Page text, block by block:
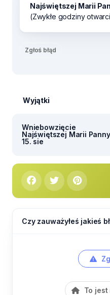
Najświętszej Marii
(Zwykłe godziny
Zgłoś błąd
Wyjątki
Wniebowzięcie
Najświętszej Marii Panny,
15. sie
Czy zauważyłeś jakieś
To jest